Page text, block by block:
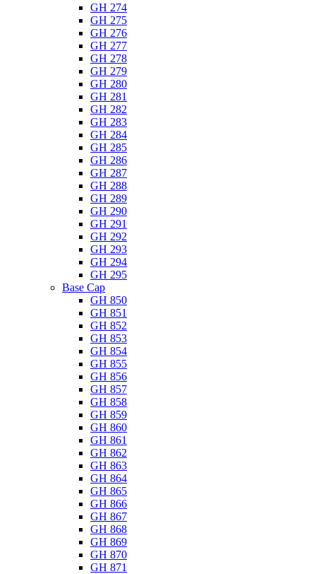
GH 274
GH 275
GH 276
GH 277
GH 278
GH 279
GH 280
GH 281
GH 282
GH 283
GH 284
GH 285
GH 286
GH 287
GH 288
GH 289
GH 290
GH 291
GH 292
GH 293
GH 294
GH 295
Base Cap
GH 850
GH 851
GH 852
GH 853
GH 854
GH 855
GH 856
GH 857
GH 858
GH 859
GH 860
GH 861
GH 862
GH 863
GH 864
GH 865
GH 866
GH 867
GH 868
GH 869
GH 870
GH 871